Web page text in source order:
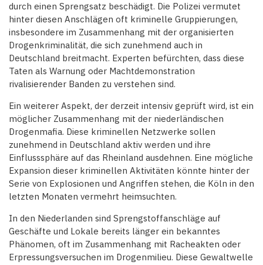
durch einen Sprengsatz beschädigt. Die Polizei vermutet
hinter diesen Anschlägen oft kriminelle Gruppierungen,
insbesondere im Zusammenhang mit der organisierten
Drogenkriminalität, die sich zunehmend auch in
Deutschland breitmacht. Experten befürchten, dass diese
Taten als Warnung oder Machtdemonstration
rivalisierender Banden zu verstehen sind.
Ein weiterer Aspekt, der derzeit intensiv geprüft wird, ist ein
möglicher Zusammenhang mit der niederländischen
Drogenmafia. Diese kriminellen Netzwerke sollen
zunehmend in Deutschland aktiv werden und ihre
Einflusssphäre auf das Rheinland ausdehnen. Eine mögliche
Expansion dieser kriminellen Aktivitäten könnte hinter der
Serie von Explosionen und Angriffen stehen, die Köln in den
letzten Monaten vermehrt heimsuchten.
In den Niederlanden sind Sprengstoffanschläge auf
Geschäfte und Lokale bereits länger ein bekanntes
Phänomen, oft im Zusammenhang mit Racheakten oder
Erpressungsversuchen im Drogenmilieu. Diese Gewaltwelle